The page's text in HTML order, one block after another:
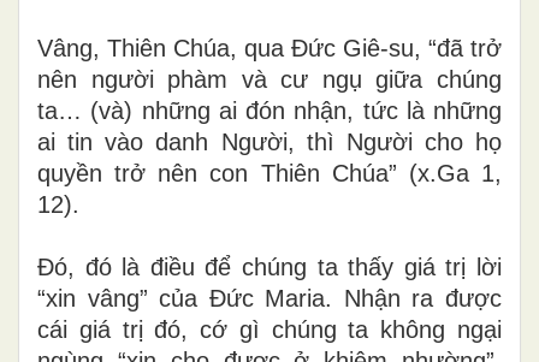
Vâng, Thiên Chúa, qua Đức Giê-su, “đã trở
nên người phàm và cư ngụ giữa chúng
ta… (và) những ai đón nhận, tức là những
ai tin vào danh Người, thì Người cho họ
quyền trở nên con Thiên Chúa” (x.Ga 1,
12).
Đó, đó là điều để chúng ta thấy giá trị lời
“xin vâng” của Đức Maria. Nhận ra được
cái giá trị đó, cớ gì chúng ta không ngại